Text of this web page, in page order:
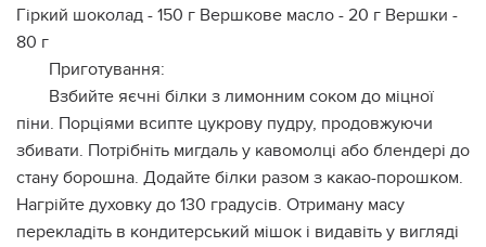
Гіркий шоколад - 150 г Вершкове масло - 20 г Вершки -
80 г
Приготування:
Взбийте яєчні білки з лимонним соком до міцної
піни. Порціями всипте цукрову пудру, продовжуючи
збивати. Потрібніть мигдаль у кавомолці або блендері до
стану борошна. Додайте білки разом з какао-порошком.
Нагрійте духовку до 130 градусів. Отриману масу
перекладіть в кондитерський мішок і видавіть у вигляді